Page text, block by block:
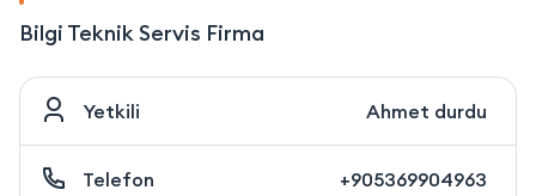
Bilgi Teknik Servis Firma
Yetkili Ahmet durdu
Telefon +905369904963